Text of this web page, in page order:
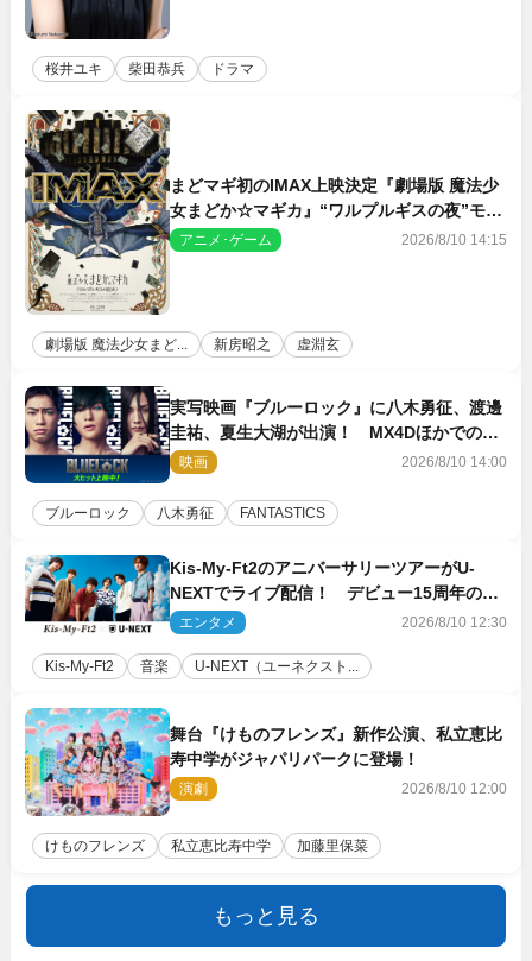
桜井ユキ 柴田恭兵 ドラマ
まどマギ初のIMAX上映決定『劇場版 魔法少
女まどか☆マギカ』“ワルプルギスの夜”モチ
ーフのIMAX版ポスターも完成
アニメ･ゲーム 2026/8/10 14:15
劇場版 魔法少女まど... 新房昭之 虚淵玄
実写映画『ブルーロック』に八木勇征、渡邊
圭祐、夏生大湖が出演！ MX4Dほかでの上
映＆応援上映も決定
映画 2026/8/10 14:00
ブルーロック 八木勇征 FANTASTICS
Kis‐My‐Ft2のアニバーサリーツアーがU‐
NEXTでライブ配信！ デビュー15周年の記
念日に開催される特別な公演
エンタメ 2026/8/10 12:30
Kis‐My‐Ft2 音楽 U‐NEXT（ユーネクスト...
舞台『けものフレンズ』新作公演、私立恵比
寿中学がジャパリパークに登場！
演劇 2026/8/10 12:00
けものフレンズ 私立恵比寿中学 加藤里保菜
もっと見る